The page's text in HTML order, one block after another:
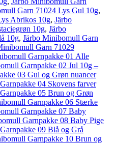
Garn 71024 Lys Gul 10g,
Abrikos 10g, Järbo
10g, Järbo
10g, Järbo Minibomull Garn
Garn 71029
Garnpakke 01 Alle
Garnpakke 02 Jul 10g –
03 Gul og Grøn nuancer
04 Skovens farver
05 Brun og Grøn
Garnpakke 06 Stærke
Garnpakke 07 Baby
Garnpakke 08 Baby Pige
09 Blå og Grå
Garnpakke 10 Brun og